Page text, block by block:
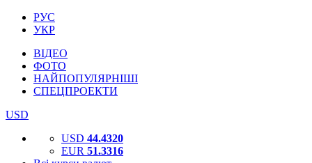
РУС
УКР
ВІДЕО
ФОТО
НАЙПОПУЛЯРНІШІ
СПЕЦПРОЕКТИ
USD
USD 44.4320
EUR 51.3316